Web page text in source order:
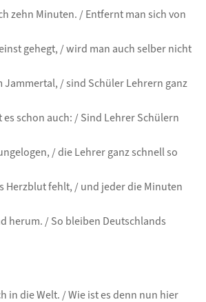
zehn Minuten. / Entfernt man sich von
gehegt, / wird man auch selber nicht
Jammertal, / sind Schüler Lehrern ganz
schon auch: / Sind Lehrer Schülern
/ die Lehrer ganz schnell so
Herzblut fehlt, / und jeder die Minuten
herum. / So bleiben Deutschlands
in die Welt. / Wie ist es denn nun hier